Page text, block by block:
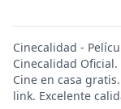
Cinecalidad -
Cinecalidad
Cine en casa
link. Excelente